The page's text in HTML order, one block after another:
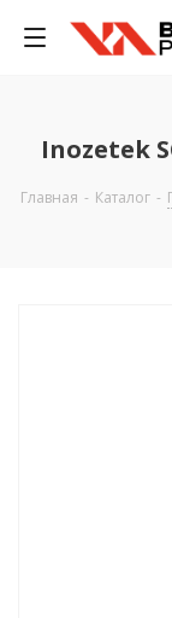
Inozetek
Главная - Каталог -